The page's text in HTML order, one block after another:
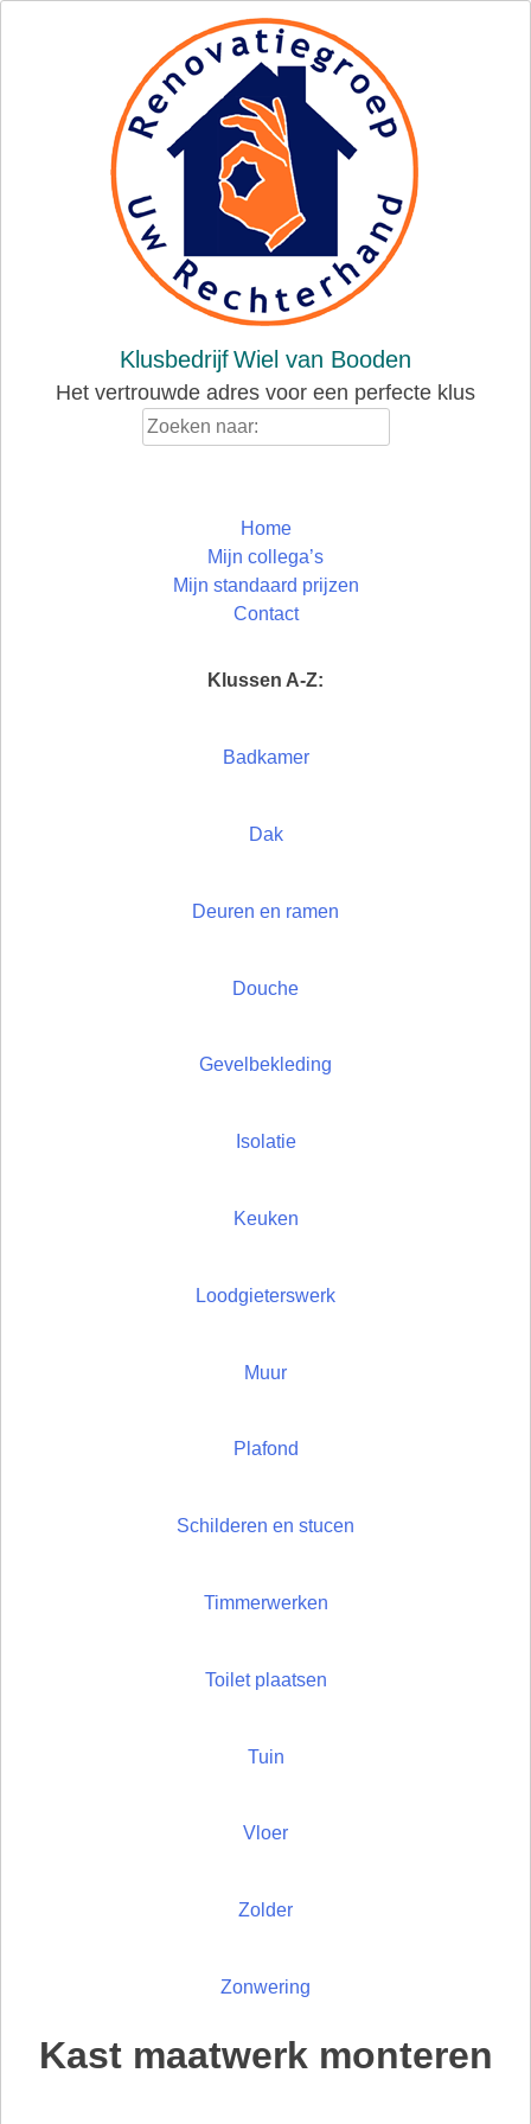
KlusbedrijfWiel van Booden
Het vertrouwde adres voor een perfecte klus
Home
Mijn collega’s
Mijn standaard prijzen
Contact
Klussen A-Z:
Badkamer
Dak
Deuren en ramen
Douche
Gevelbekleding
Isolatie
Keuken
Loodgieterswerk
Muur
Plafond
Schilderen en stucen
Timmerwerken
Toilet plaatsen
Tuin
Vloer
Zolder
Zonwering
Kast maatwerk monteren